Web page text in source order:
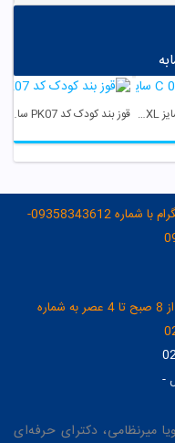
قوزبند ولکرو C 05 سایز XL تینور قوز بند کودک کد PK07 سایز L پین مد
مشاوره رایگان بصورت چت در واتساپ و تلگرام با شماره 09358343612-
تماس تلفنی در روزهای شنبه تا پنج شنبه از 8 صبح تا 4 عصر به شماره
-
میرنظامی، دکترای حرفه‌ای